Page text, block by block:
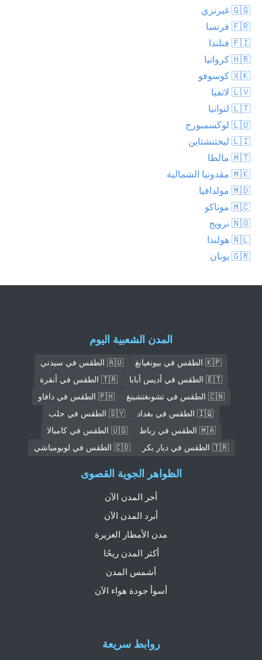
🇬🇬 غيرنزي
🇫🇷 فرنسا
🇫🇮 فنلندا
🇭🇷 كرواتيا
🇽🇰 كوسوفو
🇱🇻 لاتفيا
🇱🇹 لتوانيا
🇱🇺 لوكسمبورج
🇱🇮 ليختنشتاين
🇲🇹 مالطا
🇲🇰 مقدونيا الشمالية
🇲🇩 مولدافيا
🇲🇨 موناكو
🇳🇴 نرويج
🇳🇱 هولندا
🇬🇷 يونان
المدن الشعبية اليوم
🇰🇵 الطقس في بيونغيانغ
🇦🇺 الطقس في سيدني
🇪🇹 الطقس في أديس أبابا
🇹🇷 الطقس في أنقرة
🇨🇳 الطقس في تشونغتشينغ
🇵🇭 الطقس في دافاو
🇮🇶 الطقس في بغداد
🇸🇾 الطقس في حلب
🇲🇦 الطقس في رباط
🇺🇬 الطقس في كامبالا
🇹🇷 الطقس في ديار بكر
🇨🇩 الطقس في لوبومباشي
روابط سريعة
الظواهر الجوية القصوى
أحر المدن الآن
أبرد المدن الآن
مدن الأمطار الغزيرة
أكثر المدن ريحًا
أشمس المدن
أسوأ جودة هواء الآن